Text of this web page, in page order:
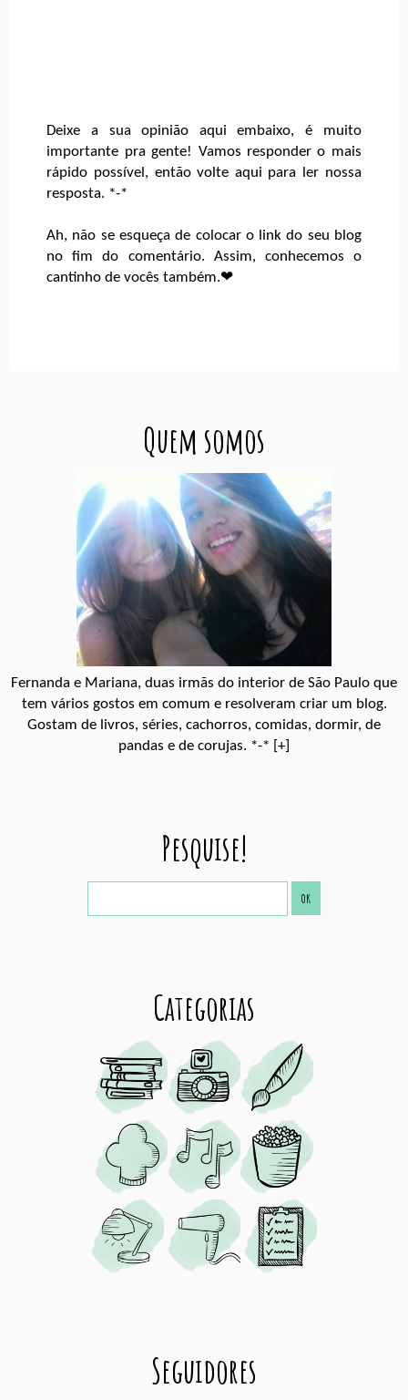
Deixe a sua opinião aqui embaixo, é muito
importante pra gente! Vamos responder o mais
rápido possível, então volte aqui para ler nossa
resposta. *-*
Ah, não se esqueça de colocar o link do seu blog
no fim do comentário. Assim, conhecemos o
cantinho de vocês também.❤
Quem somos
Fernanda e Mariana, duas irmãs do interior de São Paulo que
tem vários gostos em comum e resolveram criar um blog.
Gostam de livros, séries, cachorros, comidas, dormir, de
pandas e de corujas. *-* [+]
Pesquise!
Categorias
Seguidores